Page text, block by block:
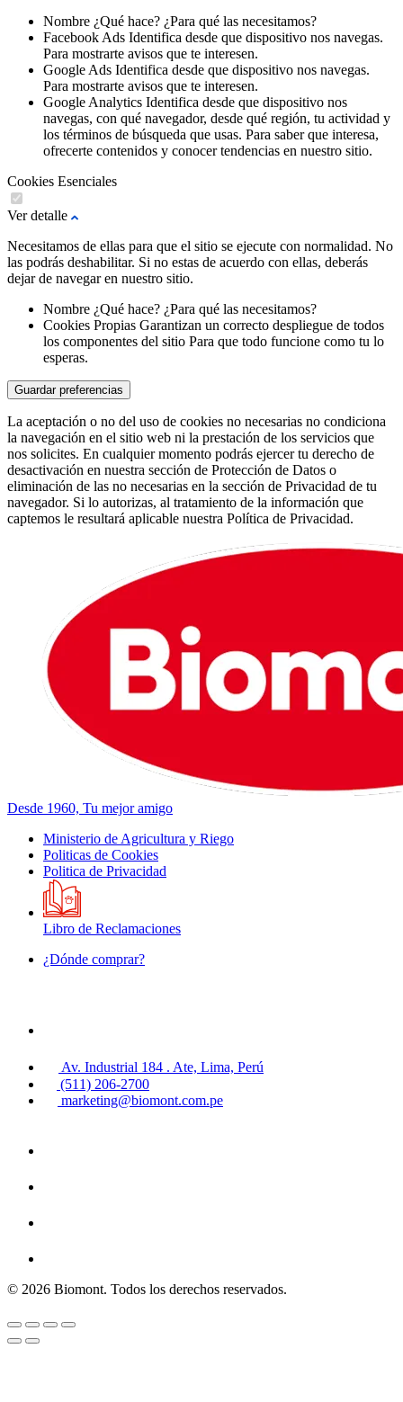
Nombre ¿Qué hace? ¿Para qué las necesitamos?
Facebook Ads Identifica desde que dispositivo nos navegas.
Para mostrarte avisos que te interesen.
Google Ads Identifica desde que dispositivo nos navegas.
Para mostrarte avisos que te interesen.
Google Analytics Identifica desde que dispositivo nos
navegas, con qué navegador, desde qué región, tu actividad y
los términos de búsqueda que usas. Para saber que interesa,
ofrecerte contenidos y conocer tendencias en nuestro sitio.
Cookies Esenciales
Ver detalle
Necesitamos de ellas para que el sitio se ejecute con normalidad. No
las podrás deshabilitar. Si no estas de acuerdo con ellas, deberás
dejar de navegar en nuestro sitio.
Nombre ¿Qué hace? ¿Para qué las necesitamos?
Cookies Propias Garantizan un correcto despliegue de todos
los componentes del sitio Para que todo funcione como tu lo
esperas.
Guardar preferencias
La aceptación o no del uso de cookies no necesarias no condiciona
la navegación en el sitio web ni la prestación de los servicios que
nos solicites. En cualquier momento podrás ejercer tu derecho de
desactivación en nuestra sección de Protección de Datos o
eliminación de las no necesarias en la sección de Privacidad de tu
navegador. Si lo autorizas, al tratamiento de la información que
captemos le resultará aplicable nuestra Política de Privacidad.
Desde 1960, Tu mejor amigo
Ministerio de Agricultura y Riego
Politicas de Cookies
Politica de Privacidad
Libro de Reclamaciones
¿Dónde comprar?
Av. Industrial 184 . Ate, Lima, Perú
(511) 206-2700
marketing@biomont.com.pe
© 2026 Biomont. Todos los derechos reservados.